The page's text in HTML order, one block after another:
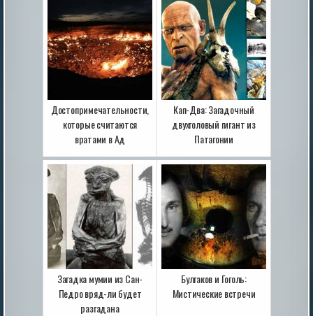
Достопримечательности,
которые считаются
вратами в Ад
Кап-Два: Загадочный
двухголовый гигант из
Патагонии
Загадка мумии из Сан-
Педро вряд-ли будет
разгадана
Булгаков и Гоголь:
Мистические встречи